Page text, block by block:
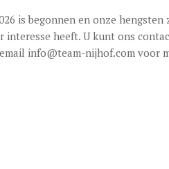
is begonnen en onze hengsten
interesse heeft. U kunt ons
info@team-nijhof.com voor